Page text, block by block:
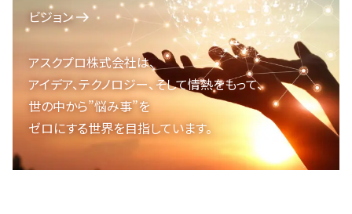
ビジョン
アスクプロ株式会社は、
アイデア、テクノロジー、そして情熱をもって、
世の中から”悩み事”を
ゼロにする世界を目指しています。